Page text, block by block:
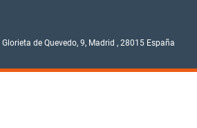
Glorieta de Quevedo, 9, Madrid , 28015 España